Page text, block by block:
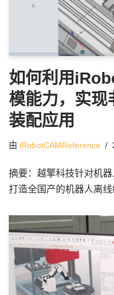
如何利用
模能力，实现
装配应用
由 iRobotCAMReference
摘要：越擎科技针对机
打造全国产的机器人离